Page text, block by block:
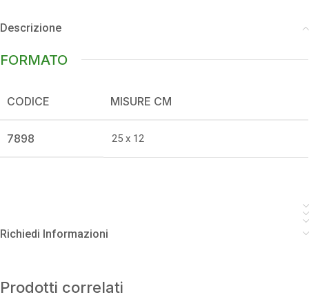
Descrizione
FORMATO
CODICE MISURE CM
7898 25 x 12
Richiedi Informazioni
Prodotti correlati